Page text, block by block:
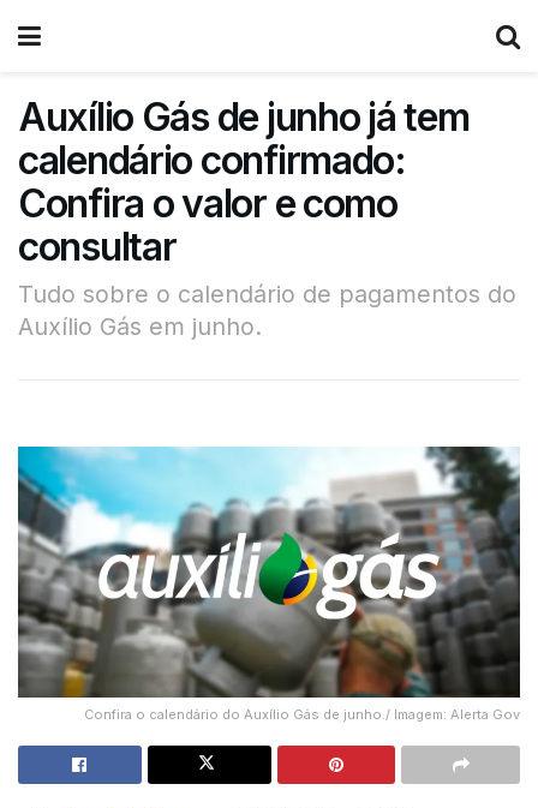
Auxílio Gás de junho já tem
calendário confirmado:
Confira o valor e como
consultar
Tudo sobre o calendário de pagamentos do
Auxílio Gás em junho.
Confira o calendário do Auxílio Gás de junho./ Imagem: Alerta Gov